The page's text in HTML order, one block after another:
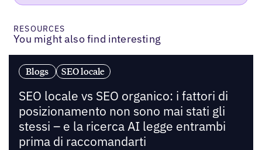
RESOURCES
You might also find interesting
Blogs SEO locale
SEO locale vs SEO organico: i fattori di
posizionamento non sono mai stati gli
stessi – e la ricerca AI legge entrambi
prima di raccomandarti